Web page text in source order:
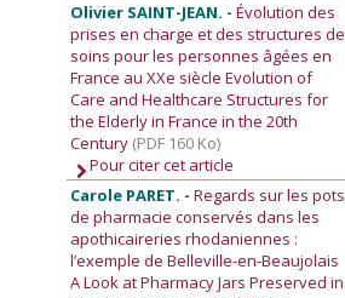
Olivier SAINT-JEAN. -Évolution des
prises en charge et des structures de
soins pour les personnes âgées en
France au XXe siècle Evolution of
Care and Healthcare Structures for
the Elderly in France in the 20th
Century (PDF 160 Ko)
Pour citer cet article
Carole PARET. -Regards sur les pots
de pharmacie conservés dans les
apothicaireries rhodaniennes :
l’exemple de Belleville-en-Beaujolais
A Look at Pharmacy Jars Preserved in